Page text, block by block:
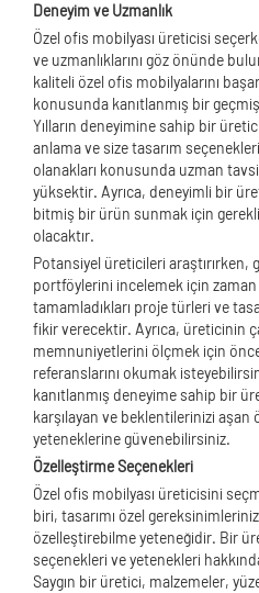
Deneyim ve Uzmanlık
Özel ofis mobilyası üreticisi
ve uzmanlıklarını göz önünde
kaliteli özel ofis mobilyalarını
konusunda kanıtlanmış bir
Yılların deneyimine sahip bir
anlama ve size tasarım
olanakları konusunda uzman
yüksektir. Ayrıca, deneyimli bir
bitmiş bir ürün sunmak için
olacaktır.
Potansiyel üreticileri araştırırken,
portföylerini incelemek için zaman
tamamladıkları proje türleri ve
fikir verecektir. Ayrıca, üreticinin
memnuniyetlerini ölçmek için
referanslarını okumak
kanıtlanmış deneyime sahip bir
karşılayan ve beklentilerinizi aşan
yeteneklerine güvenebilirsiniz.
Özelleştirme Seçenekleri
Özel ofis mobilyası üreticisini
biri, tasarımı özel
özelleştirebilme yeteneğidir. Bir
seçenekleri ve yetenekleri
Saygın bir üretici, malzemeler,